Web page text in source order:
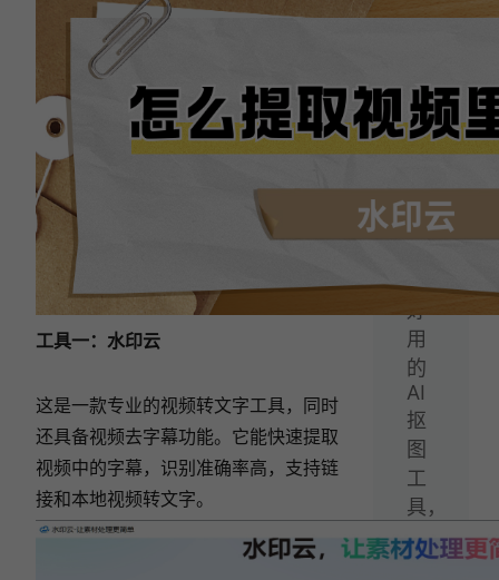
工具一：水印云
这是一款专业的视频转文字工具，同时
还具备视频去字幕功能。它能快速提取
视频中的字幕，识别准确率高，支持链
接和本地视频转文字。
法
下
一
6
款
费
好
用
的
AI
抠
图
工
具，
一
键